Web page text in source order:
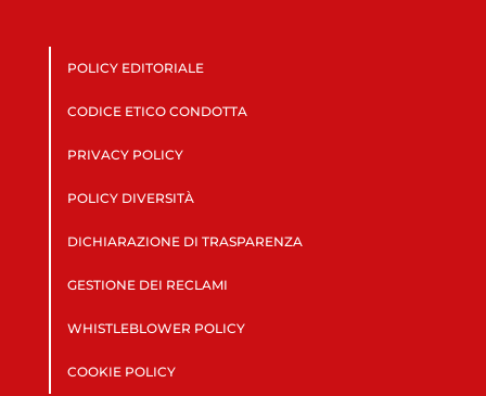
POLICY EDITORIALE
CODICE ETICO CONDOTTA
PRIVACY POLICY
POLICY DIVERSITÀ
DICHIARAZIONE DI TRASPARENZA
GESTIONE DEI RECLAMI
WHISTLEBLOWER POLICY
COOKIE POLICY